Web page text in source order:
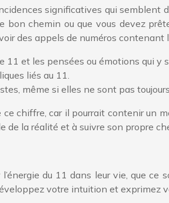
significatives qui semblent
chemin ou que vous devez
des appels de numéros
11 et les pensées ou émotions qui y
liés au 11.
même si elles ne sont pas
chiffre, car il pourrait contenir un
la réalité et à suivre son propre
du 11 dans leur vie, que
votre intuition et exprimez